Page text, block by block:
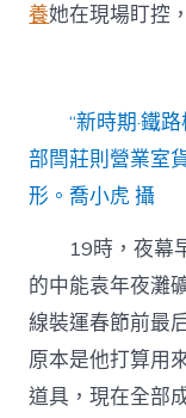
養她在現場盯控
“新時期·鐵
部閆莊則營業室
形。喬小虎 攝
19時，夜幕
的中能袁年夜灘
線裝運春節前最
原本是他打算用
道具，現在全部